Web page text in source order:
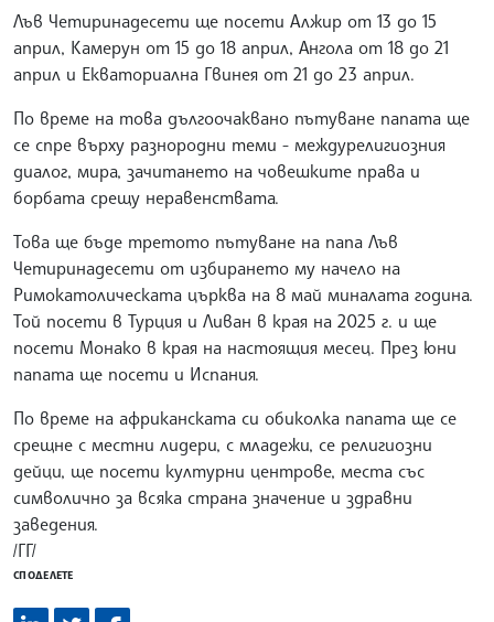
Лъв Четиринадесети ще посети Алжир от 13 до 15
април, Камерун от 15 до 18 април, Ангола от 18 до 21
април и Екваториална Гвинея от 21 до 23 април.
По време на това дългоочаквано пътуване папата ще
се спре върху разнородни теми - междурелигиозния
диалог, мира, зачитането на човешките права и
борбата срещу неравенствата.
Това ще бъде третото пътуване на папа Лъв
Четиринадесети от избирането му начело на
Римокатолическата църква на 8 май миналата година.
Той посети в Турция и Ливан в края на 2025 г. и ще
посети Монако в края на настоящия месец. През юни
папата ще посети и Испания.
По време на африканската си обиколка папата ще се
срещне с местни лидери, с младежи, се религиозни
дейци, ще посети културни центрове, места със
символично за всяка страна значение и здравни
заведения.
/ГГ/
СПОДЕЛЕТЕ